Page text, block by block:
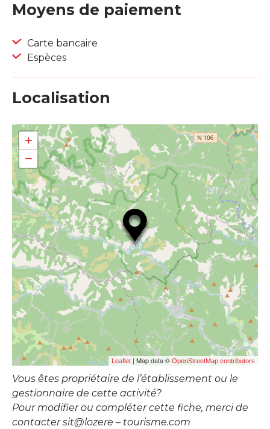
Moyens de paiement
Carte bancaire
Espèces
Localisation
+
−
Leaflet | Map data © OpenStreetMap contributors
Vous êtes propriétaire de l’établissement ou le
gestionnaire de cette activité?
Pour modifier ou compléter cette fiche, merci de
contacter sit@lozere – tourisme.com